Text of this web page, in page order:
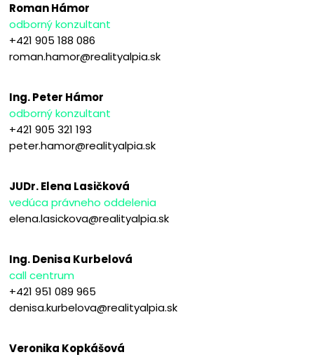
Roman Hámor
odborný konzultant
+421 905 188 086
roman.hamor@realityalpia.sk
Ing. Peter Hámor
odborný konzultant
+421 905 321 193
peter.hamor@realityalpia.sk
JUDr. Elena Lasičková
vedúca právneho oddelenia
elena.lasickova@realityalpia.sk
Ing. Denisa Kurbelová
call centrum
+421 951 089 965
denisa.kurbelova@realityalpia.sk
Veronika Kopkášová